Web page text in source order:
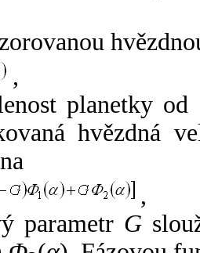
,
planetky od
hvězdná
,
parametr G